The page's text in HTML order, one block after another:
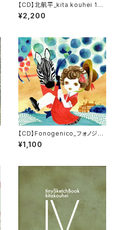
【CD】北航平_kita kouhei 1st
Album『endless cycle of re
birth』
¥2,200
【CD】Fonogenico_フォノジェ
ニコ 限定版『君がいない / 雨
粒』
¥1,100